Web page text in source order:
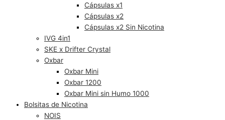
Cápsulas x1
Cápsulas x2
Cápsulas x2 Sin Nicotina
IVG 4in1
SKE x Drifter Crystal
Oxbar
Oxbar Mini
Oxbar 1200
Oxbar Mini sin Humo 1000
Bolsitas de Nicotina
NOIS